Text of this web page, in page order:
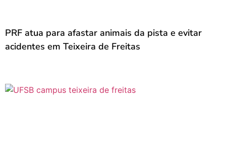
PRF atua para afastar animais da pista e evitar
acidentes em Teixeira de Freitas